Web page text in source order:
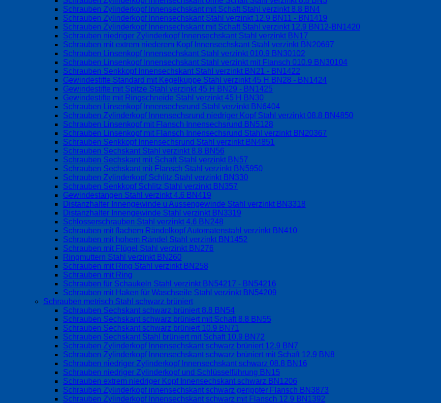
Schrauben Zylinderkopf Innensechskant mit Schaft Stahl verzinkt 8.8 BN4
Schrauben Zylinderkopf Innensechskant Stahl verzinkt 12.9 BN11 - BN1419
Schrauben Zylinderkopf Innensechskant mit Schaft Stahl verzinkt 12.9 BN12-BN1420
Schrauben niedriger Zylinderkopf Innensechskant Stahl verzinkt BN17
Schrauben mit extrem niederem Kopf Innensechskant Stahl verzinkt BN20697
Schrauben Linsenkopf Innensechskant Stahl verzinkt 010.9 BN30102
Schrauben Linsenkopf Innensechskant Stahl verzinkt mit Flansch 010.9 BN30104
Schrauben Senkkopf Innensechskant Stahl verzinkt BN21 - BN1422
Gewindestifte Standard mit Kegelkuppe Stahl verzinkt 45 H BN28 - BN1424
Gewindestifte mit Spitze Stahl verzinkt 45 H BN29 - BN1425
Gewindestifte mit Ringschneide Stahl verzinkt 45 H BN30
Schrauben Linsenkopf Innensechsrund Stahl verzinkt BN6404
Schrauben Zylinderkopf Innensechsrund niedriger Kopf Stahl verzinkt 08.8 BN4850
Schrauben Linsenkopf mit Flansch Innensechsrund BN5128
Schrauben Linsenkopf mit Flansch Innensechsrund Stahl verzinkt BN20367
Schrauben Senkkopf Innensechsrund Stahl verzinkt BN4851
Schrauben Sechskant Stahl verzinkt 8.8 BN56
Schrauben Sechskant mit Schaft Stahl verzinkt BN57
Schrauben Sechskant mit Flansch Stahl verzinkt BN5950
Schrauben Zylinderkopf Schlitz Stahl verzinkt BN330
Schrauben Senkkopf Schlitz Stahl verzinkt BN357
Gewindestangen Stahl verzinkt 4.6 BN419
Distanzhalter Innengewinde u Aussengewinde Stahl verzinkt BN3318
Distanzhalter Innengewinde Stahl verzinkt BN3319
Schlosserschrauben Stahl verzinkt 4.6 BN248
Schrauben mit flachem Rändelkopf Automatenstahl verzinkt BN410
Schrauben mit hohem Rändel Stahl verzinkt BN1452
Schrauben mit Flügel Stahl verzinkt BN276
Ringmuttern Stahl verzinkt BN260
Schrauben mit Ring Stahl verzinkt BN258
Schrauben mit Ring
Schrauben für Schaukeln Stahl verzinkt BN54217 - BN54216
Schrauben mit Haken für Waschseile Stahl verzinkt BN54209
Schrauben metrisch Stahl schwarz brüniert
Schrauben Sechskant schwarz brüniert 8.8 BN54
Schrauben Sechskant schwarz brüniert mit Schaft 8.8 BN55
Schrauben Sechskant schwarz brüniert 10.9 BN71
Schrauben Sechskant Stahl brüniert mit Schaft 10.9 BN72
Schrauben Zylinderkopf Innensechskant schwarz brüniert 12.9 BN7
Schrauben Zylinderkopf Innensechskant schwarz brüniert mit Schaft 12.9 BN8
Schrauben niedriger Zylinderkopf Innensechskant schwarz 08.8 BN16
Schrauben niedriger Zylinderkopf und Schlüsselführung BN15
Schrauben extrem niedriger Kopf Innensechskant schwarz BN1206
Schrauben Zylinderkopf innensechskant schwarz gerippter Flansch BN3873
Schrauben Zylinderkopf Innensechskant schwarz mit Flansch 12.9 BN1392